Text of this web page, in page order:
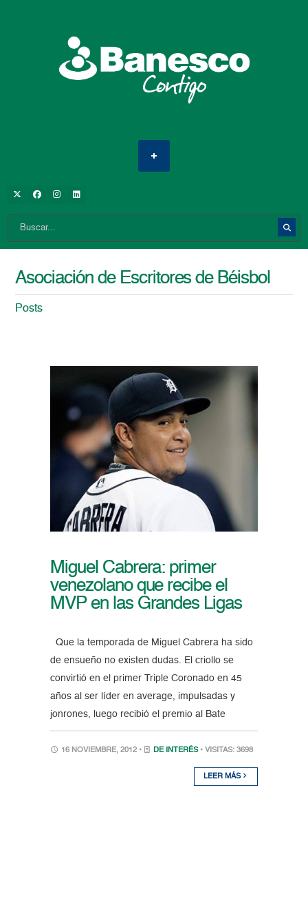
Asociación de Escritores de Béisbol
Posts
Miguel Cabrera: primer
venezolano que recibe el
MVP en las Grandes Ligas
Que la temporada de Miguel Cabrera ha sido
de ensueño no existen dudas. El criollo se
convirtió en el primer Triple Coronado en 45
años al ser líder en average, impulsadas y
jonrones, luego recibió el premio al Bate
16 NOVIEMBRE, 2012 • DE INTERÉS • VISITAS: 3698
LEER MÁS